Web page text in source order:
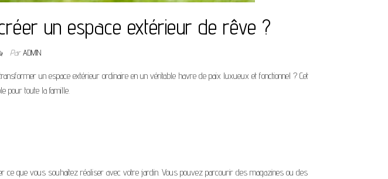
un espace extérieur de rêve ?
ParADMIN
un espace extérieur ordinaire en un véritable havre de paix luxueux et fonctionnel ? Cet
pour toute la famille.
ce que vous souhaitez réaliser avec votre jardin. Vous pouvez parcourir des magazines ou des